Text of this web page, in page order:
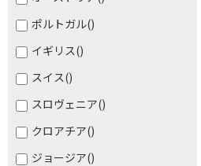
ポルトガル()
イギリス()
スイス()
スロヴェニア()
クロアチア()
ジョージア()